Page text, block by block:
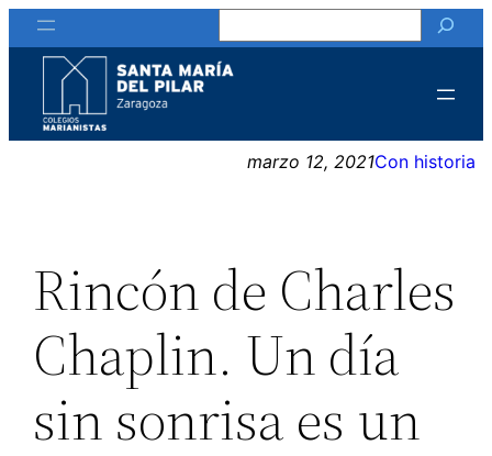
Saltar
al
contenido
marzo 12, 2021Con historia
Rincón de Charles
Chaplin. Un día
sin sonrisa es un